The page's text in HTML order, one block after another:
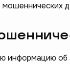
информацию об